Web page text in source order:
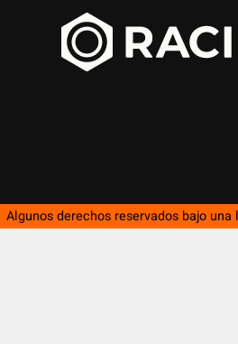
Algunos derechos reservados bajo una